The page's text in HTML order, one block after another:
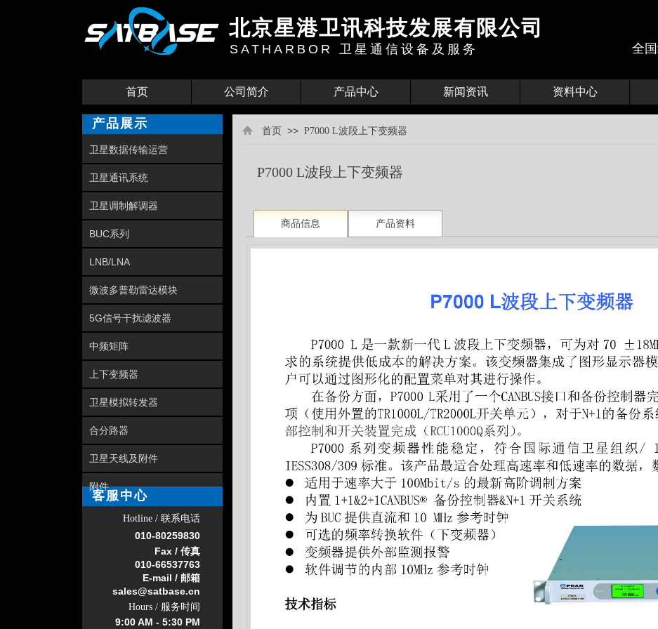
SATHARBOR 卫星通信设备及服务
北京星港卫讯科技发展有限公司
全
首页 公司简介 产品中心 新闻资讯 资料中心
产品展示
卫星数据传输运营
卫星通讯系统
卫星调制解调器
BUC系列
LNB/LNA
微波多普勒雷达模块
5G信号干扰滤波器
中频矩阵
上下变频器
卫星模拟转发器
合分路器
卫星天线及附件
附件
Hotline / 联系电话
010-80259830
Fax / 传真
010-66537763
E-mail / 邮箱
sales@satbase.cn
Hours / 服务时间
9:00 AM - 5:30 PM
客服中心
P7000 L波段上下变频器
商品信息 产品资料
首页 >> P7000 L波段上下变频器